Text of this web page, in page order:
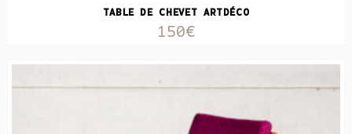
TABLE DE CHEVET ARTDÉCO
150€